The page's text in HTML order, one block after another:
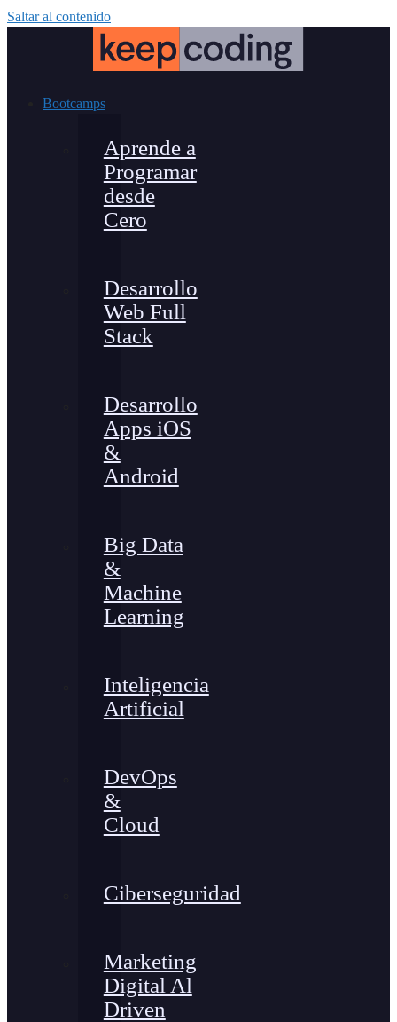
Saltar al contenido
Bootcamps
Aprende a
Programar
desde
Cero
Desarrollo
Web Full
Stack
Desarrollo
Apps iOS
&
Android
Big Data
&
Machine
Learning
Inteligencia
Artificial
DevOps
&
Cloud
Ciberseguridad
Marketing
Digital Al
Driven